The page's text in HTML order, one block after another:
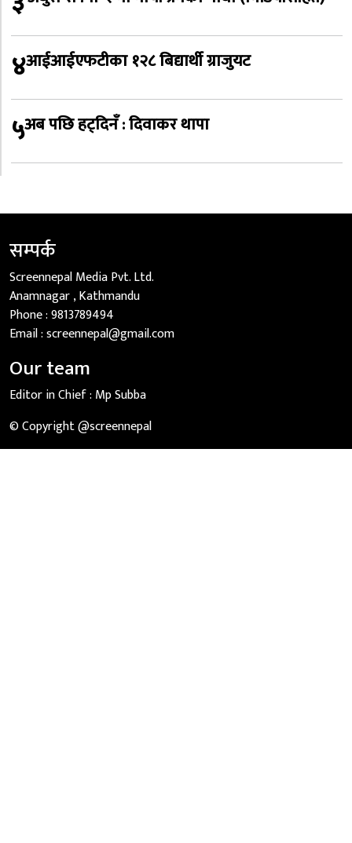
४आईआईएफटीका १२८ बिद्यार्थी ग्राजुयट
५अब पछि हट्दिनँ : दिवाकर थापा
सम्पर्क
Screennepal Media Pvt. Ltd.
Anamnagar , Kathmandu
Phone :9813789494
Email :screennepal@gmail.com
Our team
Editor in Chief : Mp Subba
© Copyright @screennepal